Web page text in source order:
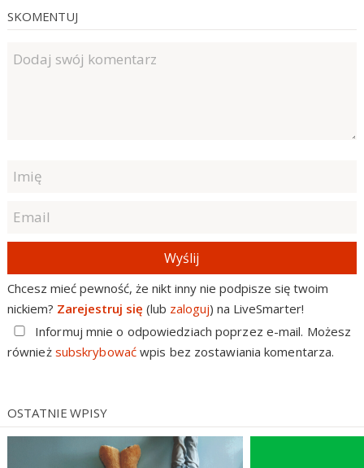
SKOMENTUJ
Wyślij
Chcesz mieć pewność, że nikt inny nie podpisze się twoim
nickiem? Zarejestruj się (lub zaloguj) na LiveSmarter!
Informuj mnie o odpowiedziach poprzez e-mail. Możesz
również subskrybowaćwpis bez zostawiania komentarza.
OSTATNIE WPISY